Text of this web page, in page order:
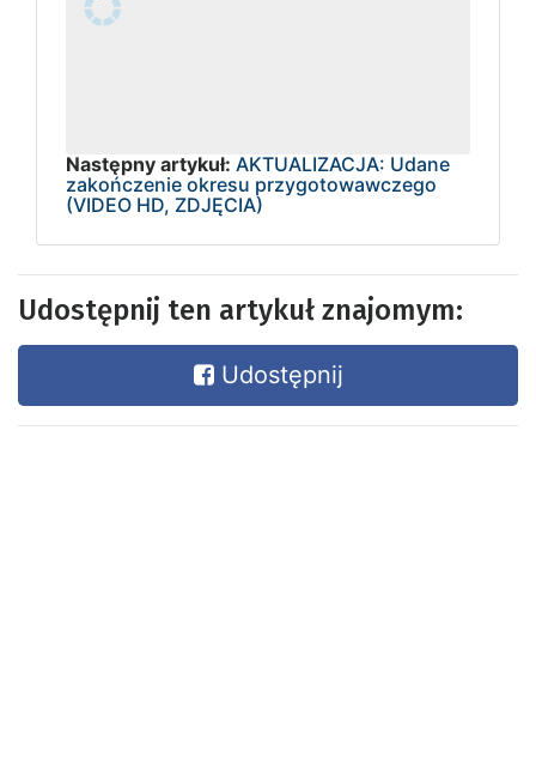
Następny artykuł: AKTUALIZACJA: Udane
zakończenie okresu przygotowawczego
(VIDEO HD, ZDJĘCIA)
Udostępnij ten artykuł znajomym:
Udostępnij